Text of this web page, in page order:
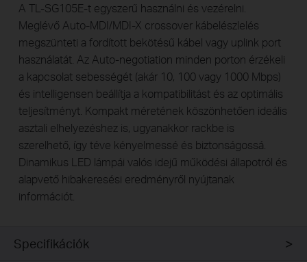
A TL-SG105E-t egyszerű használni és vezérelni.
Meglévő Auto-MDI/MDI-X crossover kábelészlelés
megszünteti a fordított bekötésű kábel vagy uplink port
használatát. Az Auto-negotiation minden porton érzékeli
a kapcsolat sebességét (akár 10, 100 vagy 1000 Mbps)
és intelligensen beállítja a kompatibilitást és az optimális
teljesítményt. Kompakt méretének köszönhetően ideális
asztali elhelyezéshez is, ugyanakkor rackbe is
szerelhető, így téve kényelmessé és biztonságossá.
Dinamikus LED lámpái valós idejű működési állapotról és
alapvető hibakeresési eredményről nyújtanak
információt.
Specifikációk